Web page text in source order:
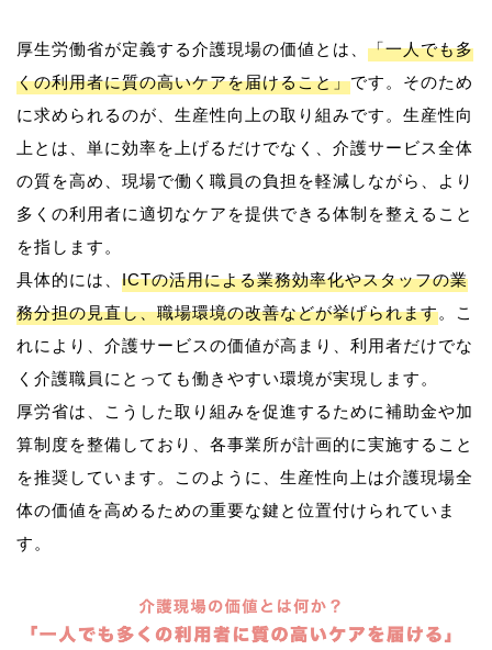
厚生労働省が定義する介護現場の価値とは、 「一人でも多
くの利用者に質の高いケアを届けること」です。そのため
に求められるのが、生産性向上の取り組みです。生産性向
上とは、単に効率を上げるだけでなく、介護サービス全体
の質を高め、現場で働く職員の負担を軽減しながら、より
多くの利用者に適切なケアを提供できる体制を整えること
を指します。
具体的には、 ICTの活用による業務効率化やスタッフの業
務分担の見直し、職場環境の改善などが挙げられます。こ
れにより、介護サービスの価値が高まり、利用者だけでな
く介護職員にとっても働きやすい環境が実現します。
厚労省は、こうした取り組みを促進するために補助金や加
算制度を整備しており、各事業所が計画的に実施すること
を推奨しています。このように、生産性向上は介護現場全
体の価値を高めるための重要な鍵と位置付けられていま